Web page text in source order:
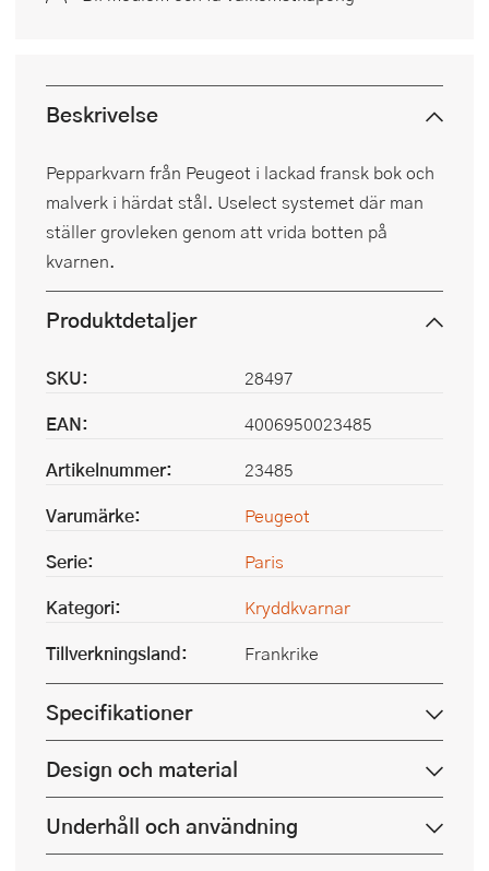
Beskrivelse
Pepparkvarn från Peugeot i lackad fransk bok och
malverk i härdat stål. Uselect systemet där man
ställer grovleken genom att vrida botten på
kvarnen.
Produktdetaljer
SKU:
28497
EAN:
4006950023485
Artikelnummer:
23485
Varumärke:
Peugeot
Serie:
Paris
Kategori:
Kryddkvarnar
Tillverkningsland:
Frankrike
Specifikationer
Design och material
Underhåll och användning